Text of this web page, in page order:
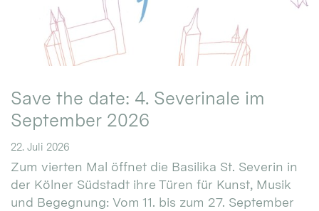
Save the date: 4. Severinale im
September 2026
22. Juli 2026
Zum vierten Mal öffnet die Basilika St. Severin in
der Kölner Südstadt ihre Türen für Kunst, Musik
und Begegnung: Vom 11. bis zum 27. September